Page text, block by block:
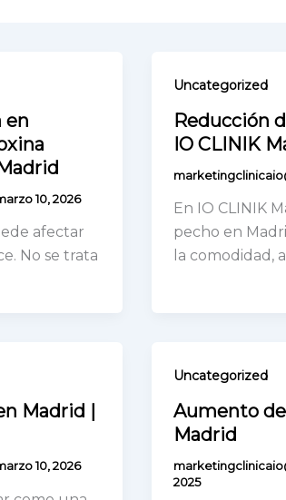
en
10, 2026
afectar
No se trata
Uncategorized
Reducción
IO CLINIK
En IO CLINIK
pecho en
la comodidad,
Madrid |
10, 2026
Uncategorized
Aumento
Madrid
2025